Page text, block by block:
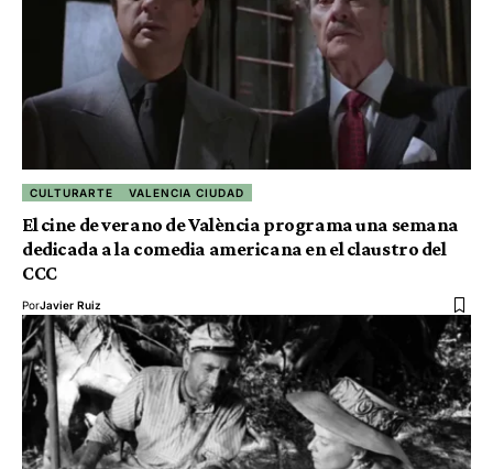
CULTURARTE VALENCIA CIUDAD
El cine de verano de València programa una semana
dedicada a la comedia americana en el claustro del
CCC
PorJavier Ruiz